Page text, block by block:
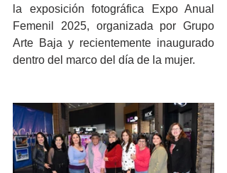
la exposición fotográfica Expo Anual
Femenil 2025, organizada por Grupo
Arte Baja y recientemente inaugurado
dentro del marco del día de la mujer.